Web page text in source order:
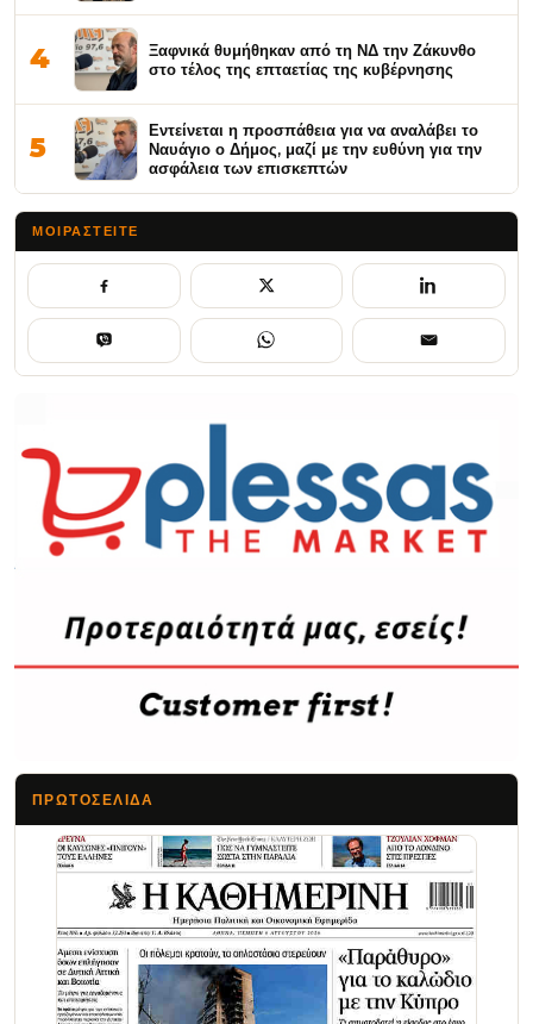
4
Ξαφνικά θυμήθηκαν από τη ΝΔ την Ζάκυνθο
στο τέλος της επταετίας της κυβέρνησης
5
Εντείνεται η προσπάθεια για να αναλάβει το
Ναυάγιο ο Δήμος, μαζί με την ευθύνη για την
ασφάλεια των επισκεπτών
ΜΟΙΡΑΣΤΕΊΤΕ
ΠΡΩΤΟΣΈΛΙΔΑ